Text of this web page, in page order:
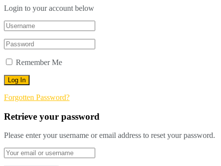
Login to your account below
Remember Me
Forgotten Password?
Retrieve your password
Please enter your username or email address to reset your password.